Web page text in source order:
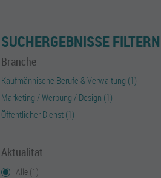
SUCHERGEBNISSE FILTERN
Branche
Kaufmännische Berufe & Verwaltung (1)
Marketing / Werbung / Design (1)
Öffentlicher Dienst (1)
Aktualität
Alle (1)